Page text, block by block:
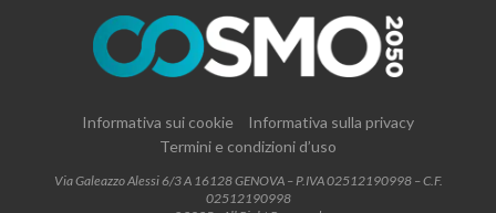
Informativa sui cookie
Informativa sulla privacy
Termini e condizioni d’uso
Via Galeazzo Alessi 6/3 A 16128 GENOVA – P.IVA 02512190998 – C.F.
02512190998